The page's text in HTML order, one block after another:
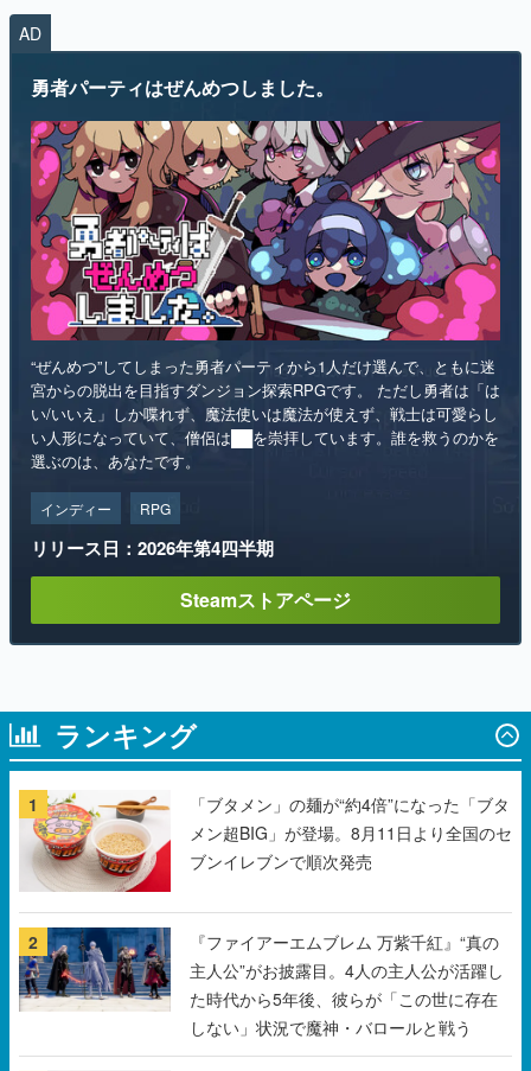
AD
勇者パーティはぜんめつしました。
“ぜんめつ”してしまった勇者パーティから1人だけ選んで、ともに迷
宮からの脱出を目指すダンジョン探索RPGです。 ただし勇者は「は
い/いいえ」しか喋れず、魔法使いは魔法が使えず、戦士は可愛らし
い人形になっていて、僧侶は██を崇拝しています。誰を救うのかを
選ぶのは、あなたです。
インディー RPG
リリース日：2026年第4四半期
Steamストアページ
ランキング
1
「ブタメン」の麺が“約4倍”になった「ブタ
メン超BIG」が登場。8月11日より全国のセ
ブンイレブンで順次発売
2
『ファイアーエムブレム 万紫千紅』“真の
主人公”がお披露目。4人の主人公が活躍し
た時代から5年後、彼らが「この世に存在
しない」状況で魔神・バロールと戦う